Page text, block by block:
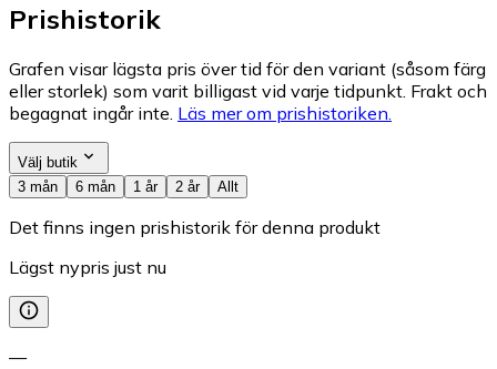
Prishistorik
Grafen visar lägsta pris över tid för den variant (såsom färg
eller storlek) som varit billigast vid varje tidpunkt. Frakt och
begagnat ingår inte. Läs mer om prishistoriken.
Välj butik
3 mån
6 mån 1 år 2 år Allt
Det finns ingen prishistorik för denna produkt
Lägst nypris just nu
—